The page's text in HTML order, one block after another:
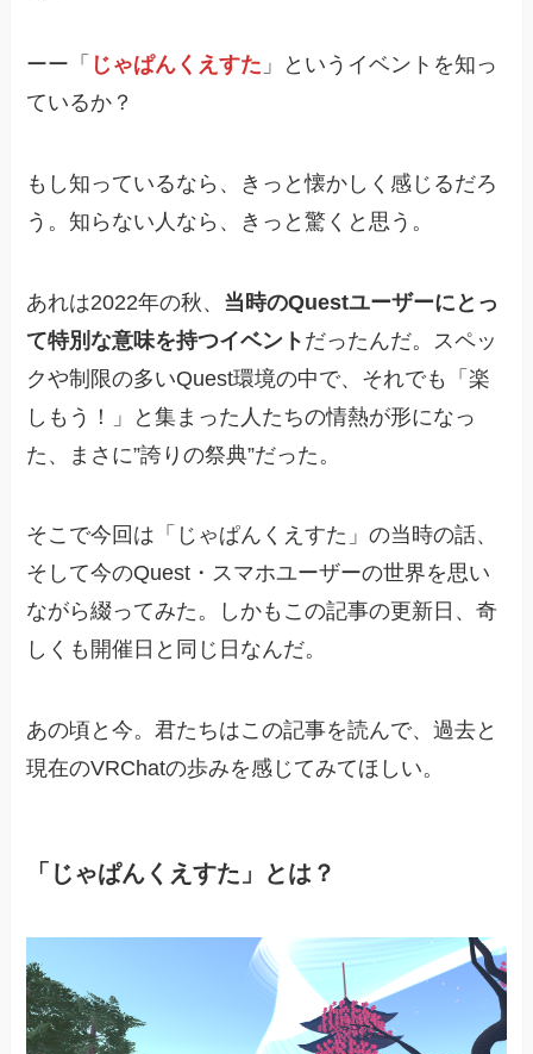
ーー「 じゃぱんくえすた 」というイベントを知っ
ているか？
もし知っているなら、きっと懐かしく感じるだろ
う。知らない人なら、きっと驚くと思う。
あれは2022年の秋、 当時のQuestユーザーにとっ
て特別な意味を持つイベント だったんだ。スペッ
クや制限の多いQuest環境の中で、それでも「楽
しもう！」と集まった人たちの情熱が形になっ
た、まさに”誇りの祭典”だった。
そこで今回は「じゃぱんくえすた」の当時の話、
そして今のQuest・スマホユーザーの世界を思い
ながら綴ってみた。しかもこの記事の更新日、奇
しくも開催日と同じ日なんだ。
あの頃と今。君たちはこの記事を読んで、過去と
現在のVRChatの歩みを感じてみてほしい。
「じゃぱんくえすた」とは？